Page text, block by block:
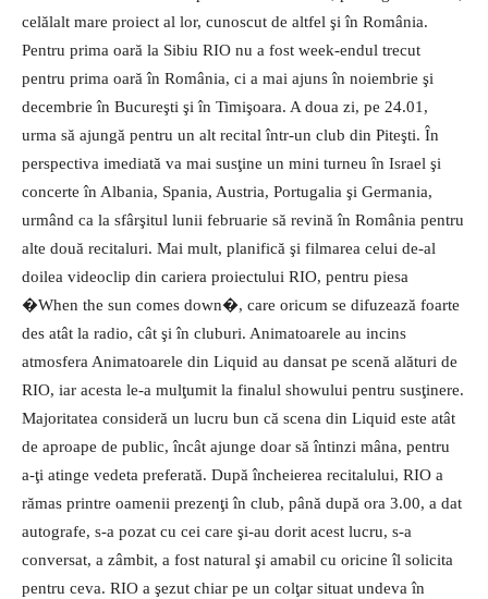
celălalt mare proiect al lor, cunoscut de altfel şi în România.
Pentru prima oară la Sibiu RIO nu a fost week-endul trecut
pentru prima oară în România, ci a mai ajuns în noiembrie şi
decembrie în Bucureşti şi în Timişoara. A doua zi, pe 24.01,
urma să ajungă pentru un alt recital într-un club din Piteşti. În
perspectiva imediată va mai susţine un mini turneu în Israel şi
concerte în Albania, Spania, Austria, Portugalia şi Germania,
urmând ca la sfârşitul lunii februarie să revină în România pentru
alte două recitaluri. Mai mult, planifică şi filmarea celui de-al
doilea videoclip din cariera proiectului RIO, pentru piesa
�When the sun comes down�, care oricum se difuzează foarte
des atât la radio, cât şi în cluburi. Animatoarele au incins
atmosfera Animatoarele din Liquid au dansat pe scenă alături de
RIO, iar acesta le-a mulţumit la fi­nalul showului pentru susţinere.
Majoritatea consideră un lucru bun că scena din Liquid este atât
de aproape de public, încât ajunge doar să întinzi mâna, pentru
a-ţi atinge vedeta preferată. După încheierea recitalului, RIO a
rămas printre oamenii prezenţi în club, până după ora 3.00, a dat
autografe, s-a pozat cu cei care şi-au dorit acest lucru, s-a
conversat, a zâmbit, a fost natural şi amabil cu oricine îl solicita
pentru ceva. RIO a şezut chiar pe un colţar situat undeva în